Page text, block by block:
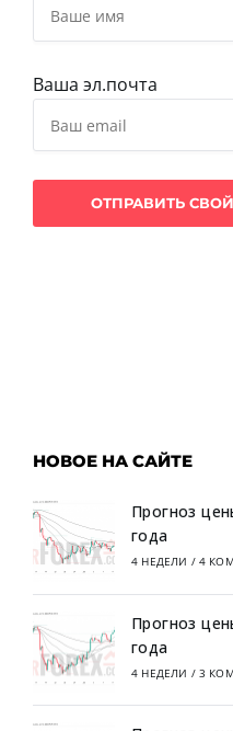
Ваша эл.почта
НОВОЕ НА САЙТЕ
Прогноз
года
4 НЕДЕЛИ / 4
Прогноз
года
4 НЕДЕЛИ / 3